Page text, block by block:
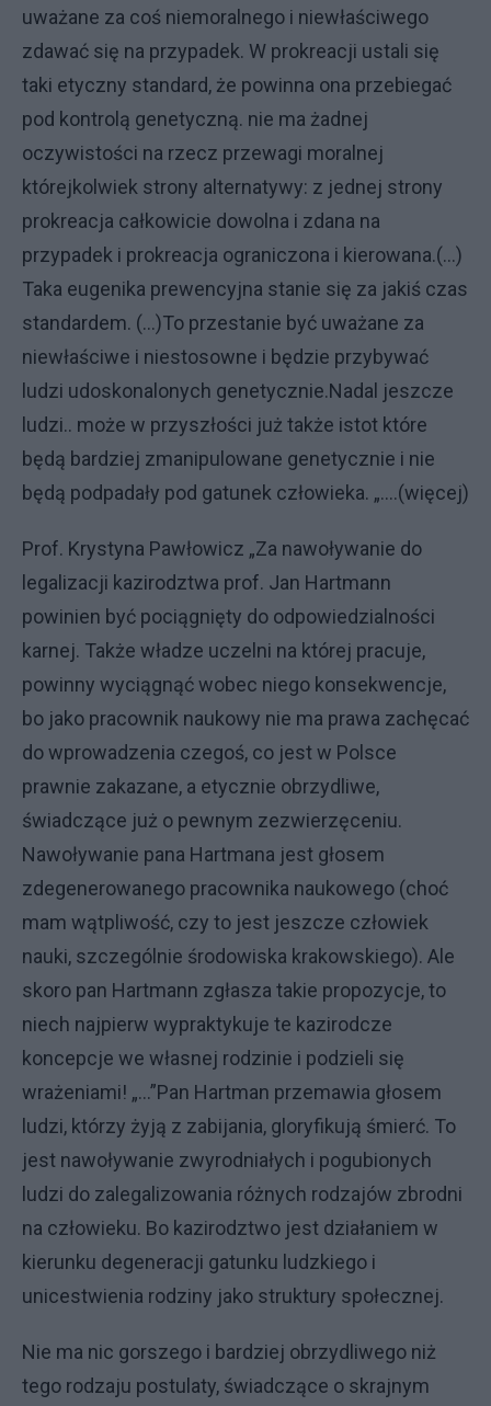
uważane za coś niemoralnego i niewłaściwego
zdawać się na przypadek. W prokreacji ustali się
taki etyczny standard, że powinna ona przebiegać
pod kontrolą genetyczną. nie ma żadnej
oczywistości na rzecz przewagi moralnej
którejkolwiek strony alternatywy: z jednej strony
prokreacja całkowicie dowolna i zdana na
przypadek i prokreacja ograniczona i kierowana.(...)
Taka eugenika prewencyjna stanie się za jakiś czas
standardem. (...)To przestanie być uważane za
niewłaściwe i niestosowne i będzie przybywać
ludzi udoskonalonych genetycznie.Nadal jeszcze
ludzi.. może w przyszłości już także istot które
będą bardziej zmanipulowane genetycznie i nie
będą podpadały pod gatunek człowieka. „....(więcej)
Prof. Krystyna Pawłowicz „Za nawoływanie do
legalizacji kazirodztwa prof. Jan Hartmann
powinien być pociągnięty do odpowiedzialności
karnej. Także władze uczelni na której pracuje,
powinny wyciągnąć wobec niego konsekwencje,
bo jako pracownik naukowy nie ma prawa zachęcać
do wprowadzenia czegoś, co jest w Polsce
prawnie zakazane, a etycznie obrzydliwe,
świadczące już o pewnym zezwierzęceniu.
Nawoływanie pana Hartmana jest głosem
zdegenerowanego pracownika naukowego (choć
mam wątpliwość, czy to jest jeszcze człowiek
nauki, szczególnie środowiska krakowskiego). Ale
skoro pan Hartmann zgłasza takie propozycje, to
niech najpierw wypraktykuje te kazirodcze
koncepcje we własnej rodzinie i podzieli się
wrażeniami! „...”Pan Hartman przemawia głosem
ludzi, którzy żyją z zabijania, gloryfikują śmierć. To
jest nawoływanie zwyrodniałych i pogubionych
ludzi do zalegalizowania różnych rodzajów zbrodni
na człowieku. Bo kazirodztwo jest działaniem w
kierunku degeneracji gatunku ludzkiego i
unicestwienia rodziny jako struktury społecznej.
Nie ma nic gorszego i bardziej obrzydliwego niż
tego rodzaju postulaty, świadczące o skrajnym